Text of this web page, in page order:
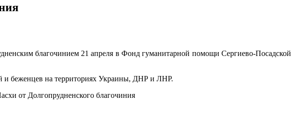
благочинием 21 апреля в Фонд гуманитарной помощи Сергиево-Посадской
и беженцев на территориях Украины, ДНР и ЛНР.